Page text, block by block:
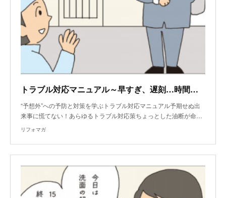
トラブル対応マニュアル～早すぎ、遅刻…時間に関するトラブル
“予想外”への予防と対策を学ぶトラブル対応マニュアル予期せぬ出
来事に慌てない！あらゆるトラブル対応策ちょっとした油断が命…
リフォマガ